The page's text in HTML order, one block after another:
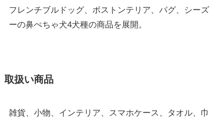
フレンチブルドッグ、ボストンテリア、パグ、シーズ
ーの鼻ぺちゃ犬4犬種の商品を展開。
取扱い商品
雑貨、小物、インテリア、スマホケース、タオル、巾